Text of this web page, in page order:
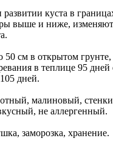
куста в
выше и ниже, изменяют
50 см в открытом
в теплице 95 дней
дней.
малиновый, стенки
не аллергенный.
заморозка, хранение.